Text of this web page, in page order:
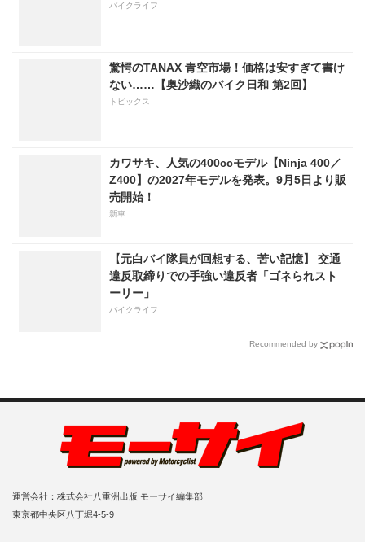
バイクライフ
驚愕のTANAX 青空市場！価格は安すぎて書け
ない……【奥沙織のバイク日和 第2回】
トピックス
カワサキ、人気の400ccモデル【Ninja 400／
Z400】の2027年モデルを発表。9月5日より販
売開始！
新車
【元白バイ隊員が回想する、苦い記憶】 交通
違反取締りでの手強い違反者「ゴネられスト
ーリー」
バイクライフ
Recommended by
運営会社：株式会社八重洲出版 モーサイ編集部
東京都中央区八丁堀4-5-9